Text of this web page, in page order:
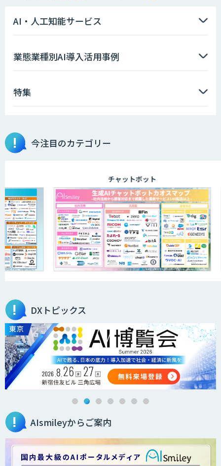
Galaxy-Eye Episode
画像解析・デジタルツイン領域のAI開発
JAPAN AI AGENT
機械学習のためのデータセットソリュー
ション
audioコーパス データセット
TASUKI Annotation
AIアノテーションサービス
AI・人工知能サービス
業態業種別AI導入活用事例
特集
今注目のカテゴリー
チャットボット
DXトピックス
AIsmileyからご案内